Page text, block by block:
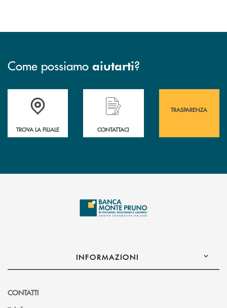
Come possiamo aiutarti?
Accedi all' elenco completo&nbsp; delle&nbsp; filiali&nbsp; di Banca
TROVA LA FILIALE
Hai bisogno di assistenza immediata?
CONTATTACI
TRASPARENZA
INFORMAZIONI
CONTATTI